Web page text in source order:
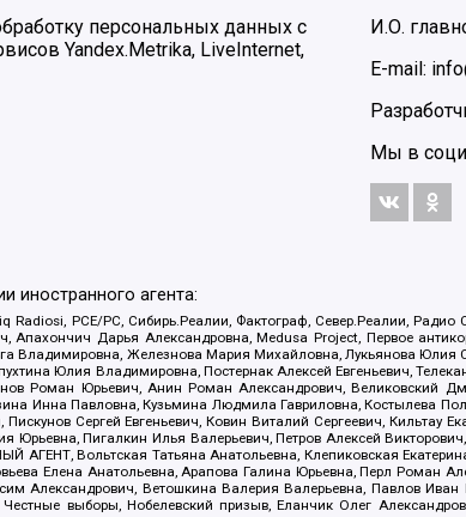
персональных данных с
Yandex.Metrika, LiveInternet,
И.О.
E-mail:
Мы в
иностранного агента:
PCE/PC, Сибирь.Реалии, Фактограф, Север.Реалии, Радио
Дарья Александровна, Medusa Project, Первое
Железнова Мария Михайловна, Лукьянова Юлия
Юлия Владимировна, Постернак Алексей Евгеньевич,
Роман Юрьевич, Анин Роман Александрович, Великовский
Инна Павловна, Кузьмина Людмила Гавриловна, Костылева
Сергей Евгеньевич, Ковин Виталий Сергеевич, Кильтау
Пигалкин Илья Валерьевич, Петров Алексей
Вольтская Татьяна Анатольевна, Клепиковская
Елена Анатольевна, Арапова Галина Юрьевна, Перл Роман
Александрович, Ветошкина Валерия Валерьевна, Павлов
выборы, Нобелевский призыв, Еланчик Олег